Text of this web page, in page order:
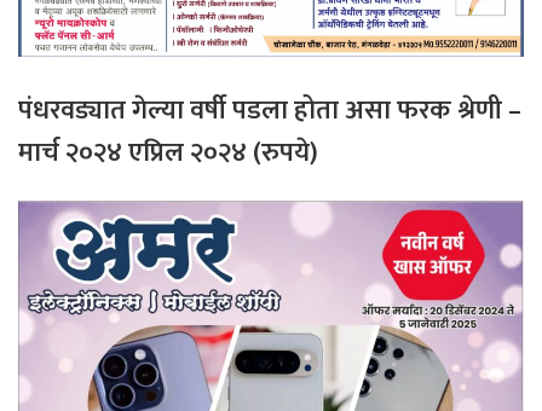
पंधरवड्यातगेल्यावर्षीपडलाहोताअसाफरकश्रेणी–
मार्च २०२४ एप्रिल २०२४ (रुपये)